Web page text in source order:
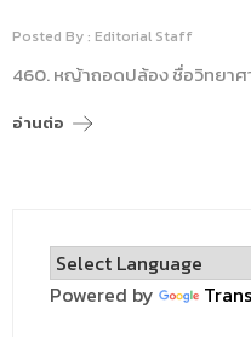
Posted By : Editorial Staff
460. หญ้าถอดปล้อง ชื่อวิทยาศ
อ่านต่อ
Powered by